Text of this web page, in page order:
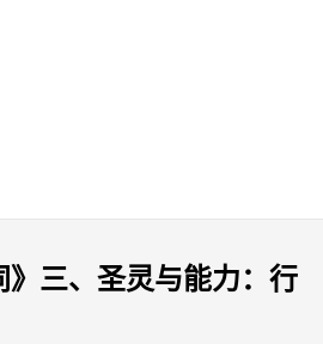
》三、圣灵与能力：行